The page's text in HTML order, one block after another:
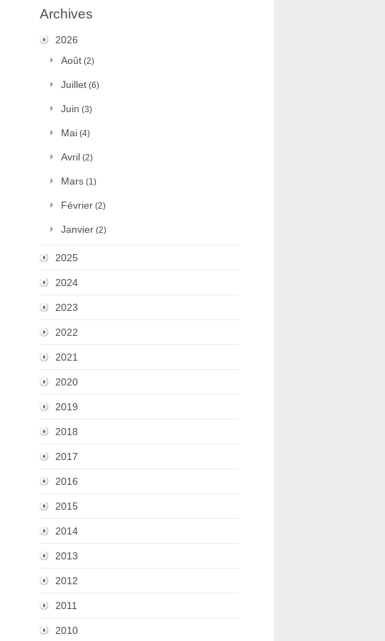
Archives
2026
Août (2)
Juillet (6)
Juin (3)
Mai (4)
Avril (2)
Mars (1)
Février (2)
Janvier (2)
2025
2024
2023
2022
2021
2020
2019
2018
2017
2016
2015
2014
2013
2012
2011
2010